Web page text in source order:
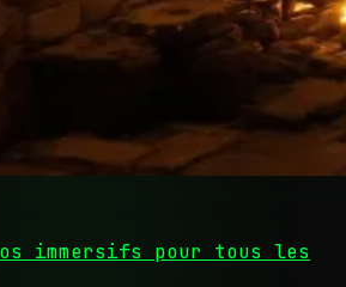
immersifs pour tous les